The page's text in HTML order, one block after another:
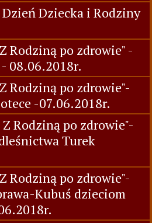
Dziecka i Rodziny
Rodziną po zdrowie" -
08.06.2018r.
Rodziną po zdrowie"-
-07.06.2018r.
Rodziną po zdrowie"-
Turek
Rodziną po zdrowie"-
Kubuś dzieciom